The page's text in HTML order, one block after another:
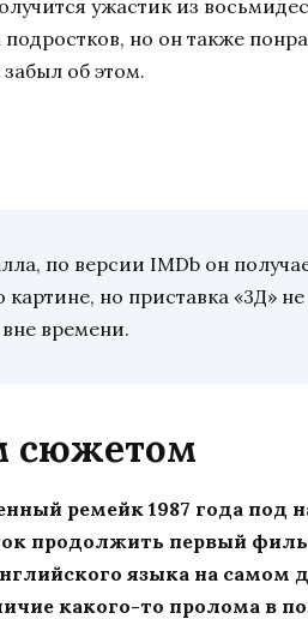
ужастик из
но он также
об этом.
по версии IMDb он
но приставка «3Д» не
времени.
сюжетом
ремейк 1987 года под
продолжить первый
языка на самом
какого-то пролома в